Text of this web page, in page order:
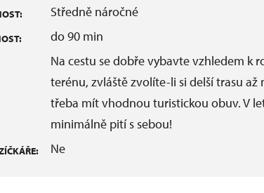
Středně náročné
do 90 min
Na cestu se dobře vybavte vzhledem k
terénu, zvláště zvolíte-li si delší trasu až
třeba mít vhodnou turistickou obuv. V
minimálně pití s sebou!
Ne